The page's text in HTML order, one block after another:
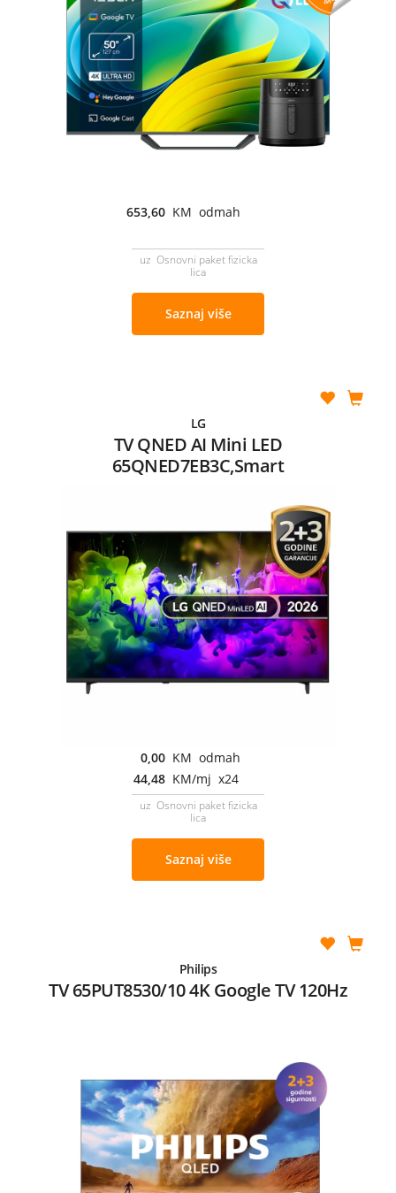
653,60 KM odmah
uz Osnovni paket fizicka
lica
Saznaj više
LG
TV QNED AI Mini LED
65QNED7EB3C,Smart
0,00 KM odmah
44,48 KM/mj x24
uz Osnovni paket fizicka
lica
Saznaj više
Philips
TV 65PUT8530/10 4K Google TV 120Hz